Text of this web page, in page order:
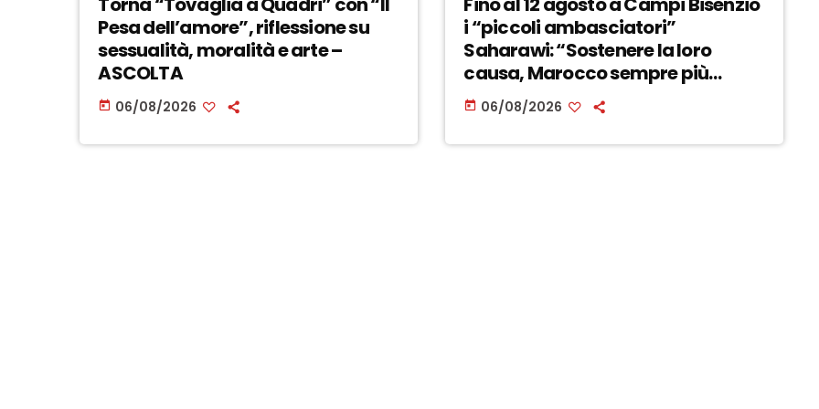
Pesa dell’amore”, riflessione su
sessualità, moralità e arte –
ASCOLTA
today 06/08/2026
i “piccoli ambasciatori”
Saharawi: “Sostenere la loro
causa, Marocco sempre più
invadente” – ASCOLTA
today 06/08/2026